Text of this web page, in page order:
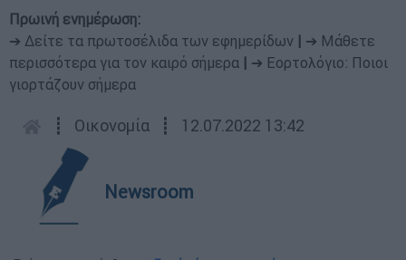
Πρωινή ενημέρωση:
➔ Δείτε τα πρωτοσέλιδα των εφημερίδων
➔ Μάθετε
περισσότερα για τον καιρό σήμερα
➔ Εορτολόγιο: Ποιοι
γιορτάζουν σήμερα
┋ Οικονομία ┋ 12.07.2022 13:42
Newsroom